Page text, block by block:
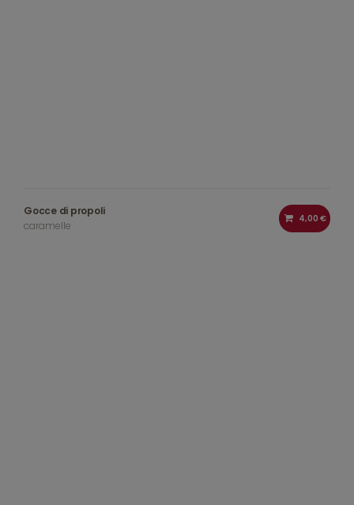
Gocce di propoli
caramelle
4,00 €